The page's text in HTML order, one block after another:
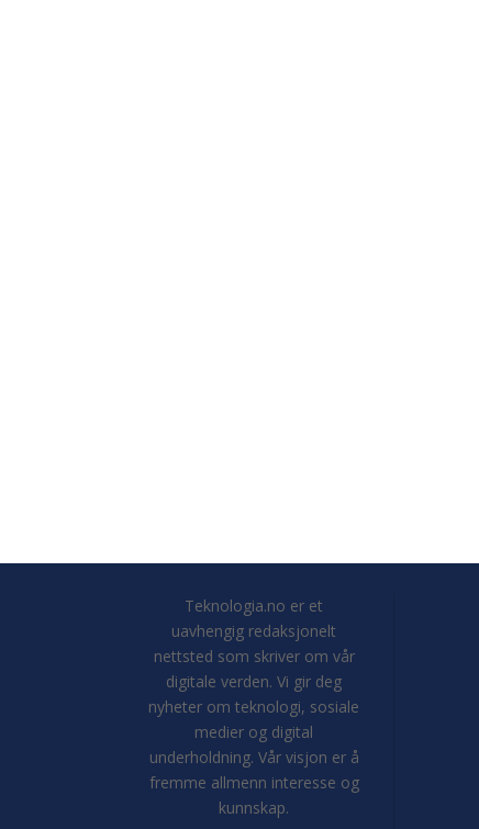
Teknologia.no er et
uavhengig redaksjonelt
nettsted som skriver om vår
digitale verden. Vi gir deg
nyheter om teknologi, sosiale
medier og digital
underholdning. Vår visjon er å
fremme allmenn interesse og
kunnskap.